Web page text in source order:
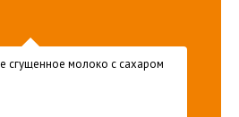
сгущенное молоко с сахаром